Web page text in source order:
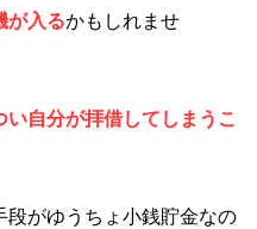
が入るかもしれませ
い自分が拝借してしまうこ
がゆうちょ小銭貯金なの